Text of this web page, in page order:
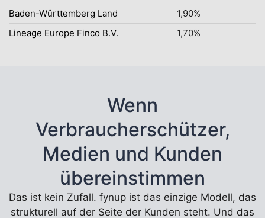
Baden-Württemberg Land
1,90%
Lineage Europe Finco B.V.
1,70%
Wenn
Verbraucherschützer,
Medien und Kunden
übereinstimmen
Das ist kein Zufall. fynup ist das einzige Modell, das
strukturell auf der Seite der Kunden steht. Und das